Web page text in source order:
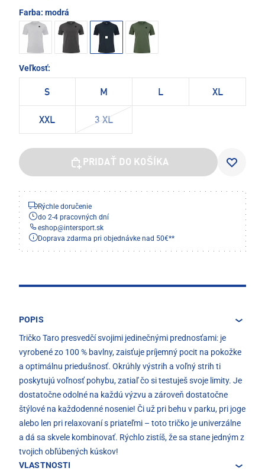
Farba: modrá
Veľkosť:
S M L XL
XXL 3 XL
PRIDAŤ DO KOŠÍKA
Rýchle doručenie
do 2-4 pracovných dní
eshop@intersport.sk
Doprava zdarma pri objednávke nad 50€**
POPIS
Tričko Taro presvedčí svojimi jedinečnými prednosťami: je
vyrobené zo 100 % bavlny, zaisťuje príjemný pocit na pokožke
a optimálnu priedušnosť. Okrúhly výstrih a voľný strih ti
poskytujú voľnosť pohybu, zatiaľ čo si testuješ svoje limity. Je
dostatočne odolné na každú výzvu a zároveň dostatočne
štýlové na každodenné nosenie! Či už pri behu v parku, pri joge
alebo len pri relaxovaní s priateľmi – toto tričko je univerzálne
a dá sa skvele kombinovať. Rýchlo zistíš, že sa stane jedným z
tvojich obľúbených kúskov!
VLASTNOSTI